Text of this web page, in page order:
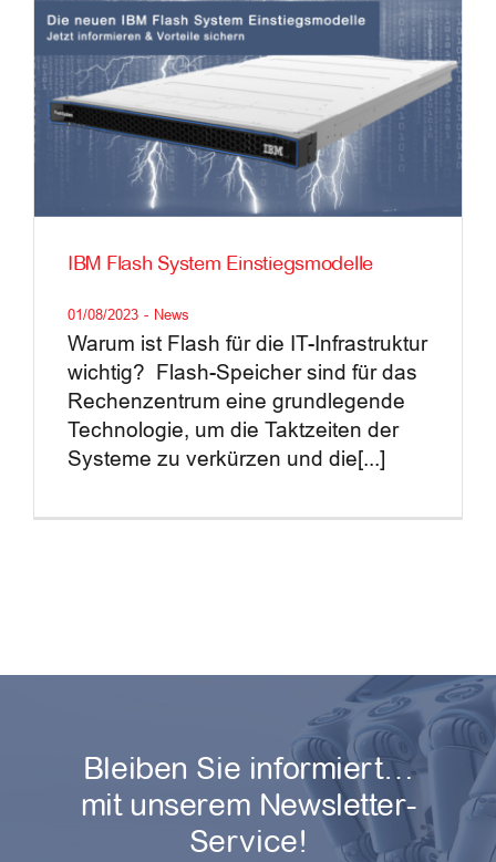
IBM Flash System Einstiegsmodelle
01/08/2023 - News
Warum ist Flash für die IT-Infrastruktur
wichtig? Flash-Speicher sind für das
Rechenzentrum eine grundlegende
Technologie, um die Taktzeiten der
Systeme zu verkürzen und die[...]
Bleiben Sie informiert…
mit unserem Newsletter-
Service!